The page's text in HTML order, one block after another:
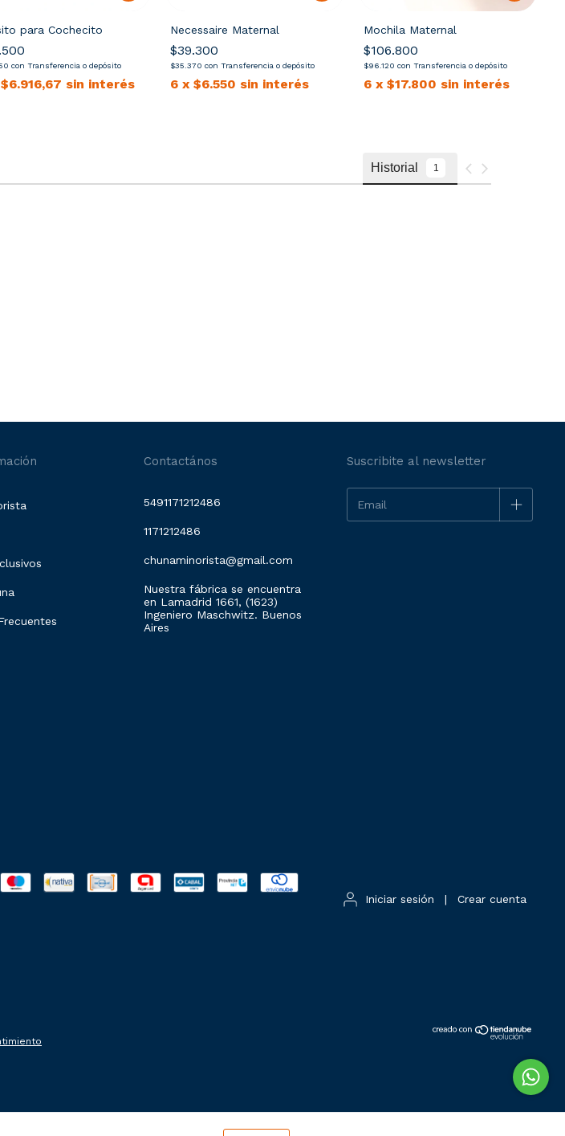
para Cochecito
con Transferencia o depósito
$6.916,67 sin interés
Necessaire Maternal
$39.300
$35.370 con Transferencia o depósito
6 x $6.550 sin interés
Mochila Maternal
$106.800
$96.120 con Transferencia o depósito
6 x $17.800 sin interés
Contactános
5491171212486
1171212486
chunaminorista@gmail.com
Nuestra fábrica se encuentra
en Lamadrid 1661, (1623)
Ingeniero Maschwitz. Buenos
Aires
Suscribite al newsletter
Iniciar sesión | Crear cuenta